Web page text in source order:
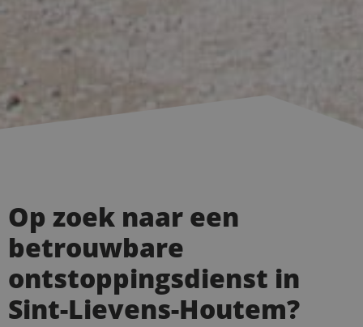
Op zoek naar een
betrouwbare
ontstoppingsdienst in
Sint-Lievens-Houtem?